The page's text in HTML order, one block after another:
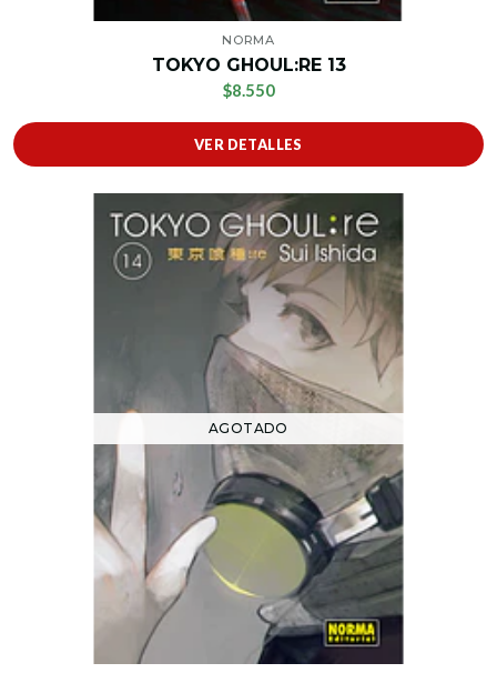
NORMA
TOKYO GHOUL:RE 13
$8.550
VER DETALLES
AGOTADO